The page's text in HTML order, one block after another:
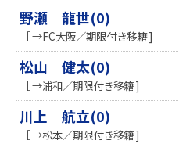
野瀬 龍世(0)
［ →FC大阪／期限付き移籍 ]
松山 健太(0)
［ →浦和／期限付き移籍 ]
川上 航立(0)
［ →松本／期限付き移籍 ]